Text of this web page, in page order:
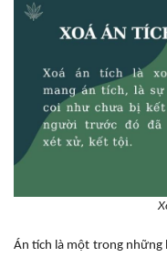
Án tích là một trong những